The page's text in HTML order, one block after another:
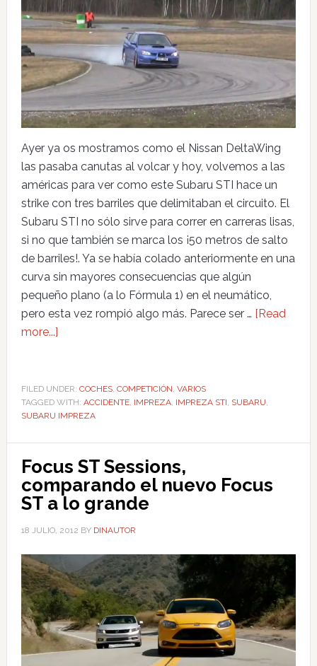
Ayer ya os mostramos como el Nissan DeltaWing
las pasaba canutas al volcar y hoy, volvemos a las
américas para ver como este Subaru STI hace un
strike con tres barriles que delimitaban el circuito. El
Subaru STI no sólo sirve para correr en carreras lisas,
si no que también se marca los ¡50 metros de salto
de barriles!. Ya se había colado anteriormente en una
curva sin mayores consecuencias que algún
pequeño plano (a lo Fórmula 1) en el neumático,
pero esta vez rompió algo más. Parece ser … [Read
more...]
FILED UNDER: COCHES, COMPETICIÓN, VARIOS
TAGGED WITH: ACCIDENTE, IMPREZA, IMPREZA STI, SUBARU,
SUBARU IMPREZA
Focus ST Sessions,
comparando el nuevo Focus
ST a lo grande
18 JULIO, 2012 BY DINAUTOR